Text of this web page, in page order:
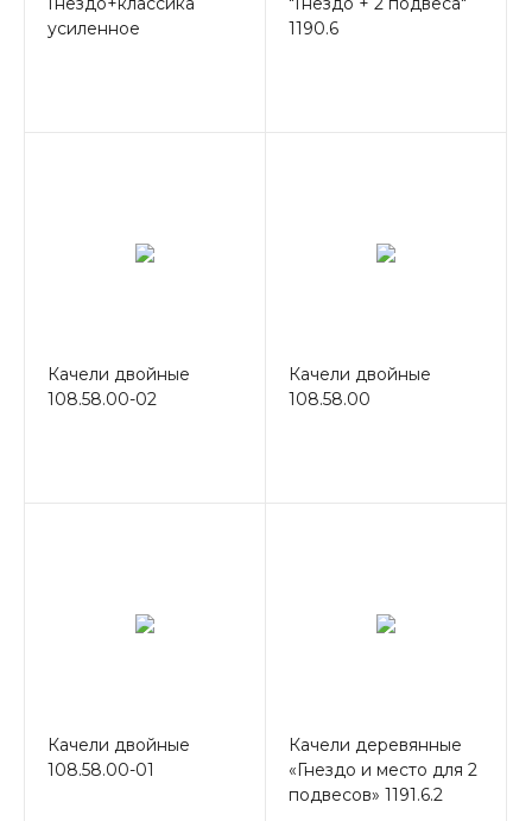
усиленное
1190.6
Качели двойные
108.58.00-02
Качели двойные
108.58.00
Качели двойные
108.58.00-01
Качели деревянные
«Гнездо и место для 2
подвесов» 1191.6.2